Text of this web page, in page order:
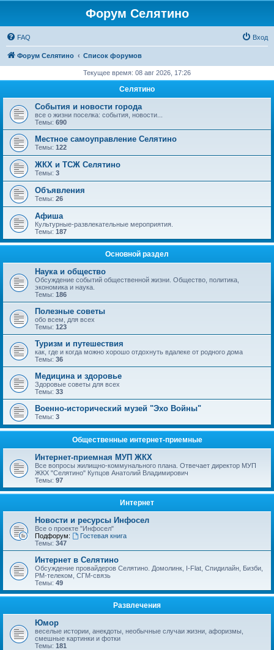
Форум Селятино
FAQ Вход
Форум Селятино Список форумов
Текущее время: 08 авг 2026, 17:26
Селятино
События и новости города
все о жизни поселка: события, новости...
Темы: 690
Местное самоуправление Селятино
Темы: 122
ЖКХ и ТСЖ Селятино
Темы: 3
Объявления
Темы: 26
Афиша
Культурные-развлекательные мероприятия.
Темы: 187
Основной раздел
Наука и общество
Обсуждение событий общественной жизни. Общество, политика,
экономика и наука.
Темы: 186
Полезные советы
обо всем, для всех
Темы: 123
Туризм и путешествия
как, где и когда можно хорошо отдохнуть вдалеке от родного дома
Темы: 36
Медицина и здоровье
Здоровые советы для всех
Темы: 33
Военно-исторический музей "Эхо Войны"
Темы: 3
Общественные интернет-приемные
Интернет-приемная МУП ЖКХ
Все вопросы жилищно-коммунального плана. Отвечает директор МУП
ЖКХ "Селятино" Купцов Анатолий Владимирович
Темы: 97
Интернет
Новости и ресурсы Инфосел
Все о проекте "Инфосел"
Подфорум:
Гостевая книга
Темы: 347
Интернет в Селятино
Обсуждение провайдеров Селятино. Домолинк, I-Flat, Спидилайн, Бизби,
РМ-телеком, СГМ-связь
Темы: 49
Развлечения
Юмор
веселые истории, анекдоты, необычные случаи жизни, афоризмы,
смешные картинки и фотки
Темы: 181